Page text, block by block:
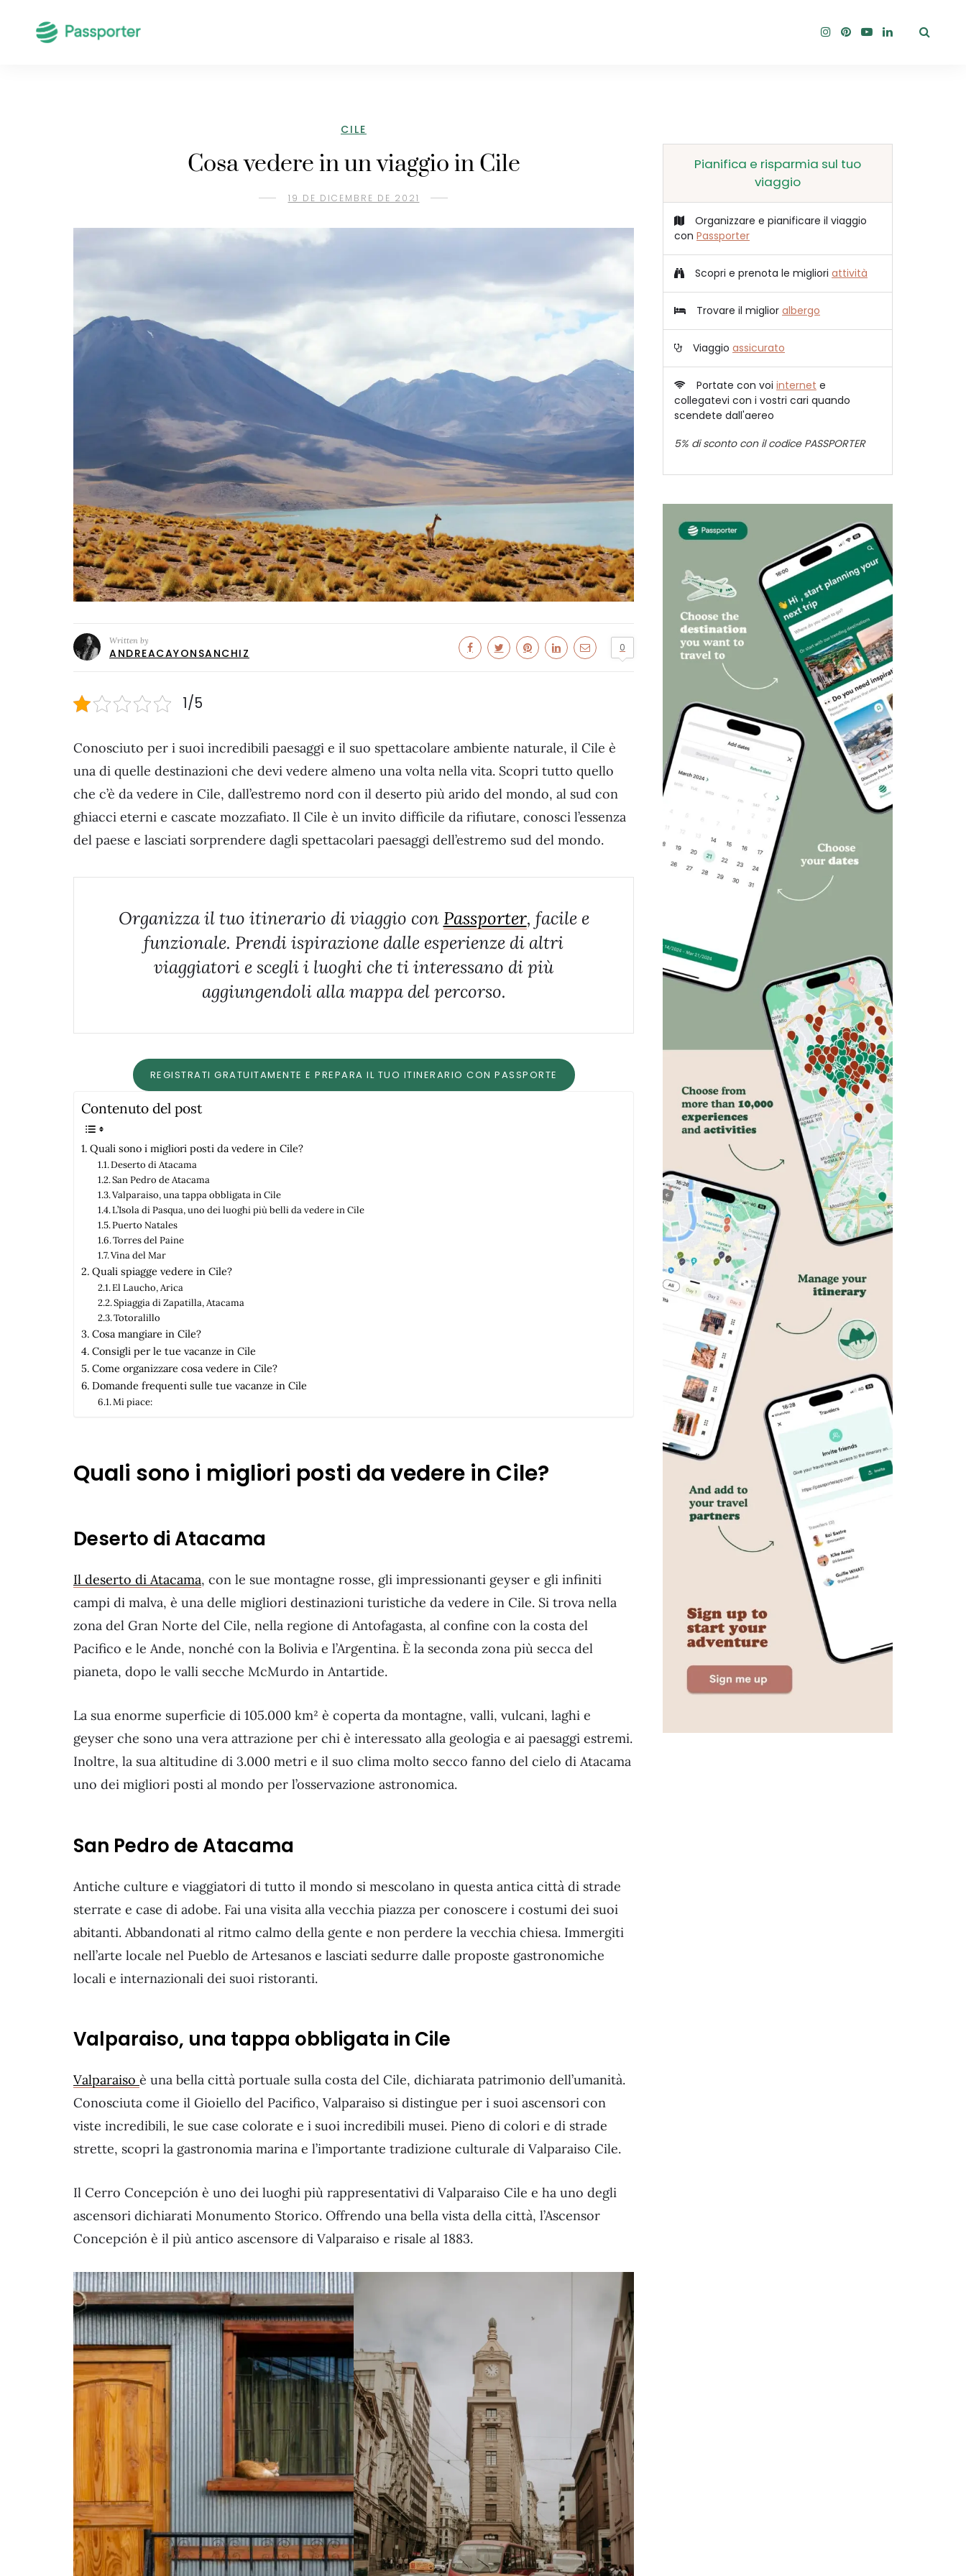
CILE
Cosa vedere in un viaggio in Cile
19 DE DICEMBRE DE 2021
Written by
ANDREACAYONSANCHIZ 0
1/5
Conosciuto per i suoi incredibili paesaggi e il suo spettacolare ambiente naturale, il Cile è
una di quelle destinazioni che devi vedere almeno una volta nella vita. Scopri tutto quello
che c’è da vedere in Cile, dall’estremo nord con il deserto più arido del mondo, al sud con
ghiacci eterni e cascate mozzafiato. Il Cile è un invito difficile da rifiutare, conosci l’essenza
del paese e lasciati sorprendere dagli spettacolari paesaggi dell’estremo sud del mondo.
Organizza il tuo itinerario di viaggio con Passporter, facile e
funzionale. Prendi ispirazione dalle esperienze di altri
viaggiatori e scegli i luoghi che ti interessano di più
aggiungendoli alla mappa del percorso.
REGISTRATI GRATUITAMENTE E PREPARA IL TUO ITINERARIO CON PASSPORTE
Contenuto del post
Quali sono i migliori posti da vedere in Cile?
Deserto di Atacama
San Pedro de Atacama
Valparaiso, una tappa obbligata in Cile
L’Isola di Pasqua, uno dei luoghi più belli da vedere in Cile
Puerto Natales
Torres del Paine
Vina del Mar
Quali spiagge vedere in Cile?
El Laucho, Arica
Spiaggia di Zapatilla, Atacama
Totoralillo
Cosa mangiare in Cile?
Consigli per le tue vacanze in Cile
Come organizzare cosa vedere in Cile?
Domande frequenti sulle tue vacanze in Cile
Mi piace:
Quali sono i migliori posti da vedere in Cile?
Deserto di Atacama
Il deserto di Atacama, con le sue montagne rosse, gli impressionanti geyser e gli infiniti
campi di malva, è una delle migliori destinazioni turistiche da vedere in Cile. Si trova nella
zona del Gran Norte del Cile, nella regione di Antofagasta, al confine con la costa del
Pacifico e le Ande, nonché con la Bolivia e l’Argentina. È la seconda zona più secca del
pianeta, dopo le valli secche McMurdo in Antartide.
La sua enorme superficie di 105.000 km² è coperta da montagne, valli, vulcani, laghi e
geyser che sono una vera attrazione per chi è interessato alla geologia e ai paesaggi estremi.
Inoltre, la sua altitudine di 3.000 metri e il suo clima molto secco fanno del cielo di Atacama
uno dei migliori posti al mondo per l’osservazione astronomica.
San Pedro de Atacama
Antiche culture e viaggiatori di tutto il mondo si mescolano in questa antica città di strade
sterrate e case di adobe. Fai una visita alla vecchia piazza per conoscere i costumi dei suoi
abitanti. Abbandonati al ritmo calmo della gente e non perdere la vecchia chiesa. Immergiti
nell’arte locale nel Pueblo de Artesanos e lasciati sedurre dalle proposte gastronomiche
locali e internazionali dei suoi ristoranti.
Valparaiso, una tappa obbligata in Cile
Valparaiso è una bella città portuale sulla costa del Cile, dichiarata patrimonio dell’umanità.
Conosciuta come il Gioiello del Pacifico, Valparaiso si distingue per i suoi ascensori con
viste incredibili, le sue case colorate e i suoi incredibili musei. Pieno di colori e di strade
strette, scopri la gastronomia marina e l’importante tradizione culturale di Valparaiso Cile.
Il Cerro Concepción è uno dei luoghi più rappresentativi di Valparaiso Cile e ha uno degli
ascensori dichiarati Monumento Storico. Offrendo una bella vista della città, l’Ascensor
Concepción è il più antico ascensore di Valparaiso e risale al 1883.
Pianifica e risparmia sul tuo
viaggio
Organizzare e pianificare il viaggio
con Passporter
Scopri e prenota le migliori attività
Trovare il miglior albergo
Viaggio assicurato
Portate con voi internet e
collegatevi con i vostri cari quando
scendete dall'aereo
5% di sconto con il codice PASSPORTER